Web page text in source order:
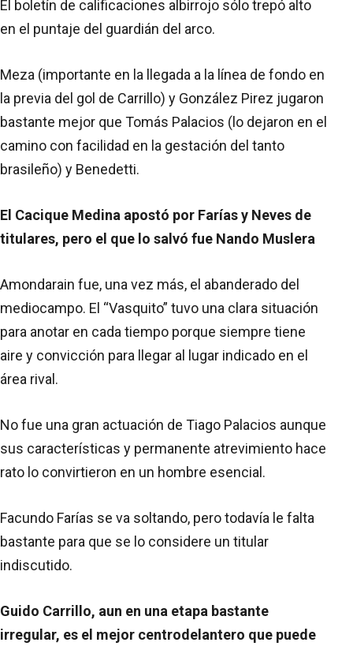
El boletín de calificaciones albirrojo sólo trepó alto
en el puntaje del guardián del arco.
Meza (importante en la llegada a la línea de fondo en
la previa del gol de Carrillo) y González Pirez jugaron
bastante mejor que Tomás Palacios (lo dejaron en el
camino con facilidad en la gestación del tanto
brasileño) y Benedetti.
El Cacique Medina apostó por Farías y Neves de
titulares, pero el que lo salvó fue Nando Muslera
Amondarain fue, una vez más, el abanderado del
mediocampo. El “Vasquito” tuvo una clara situación
para anotar en cada tiempo porque siempre tiene
aire y convicción para llegar al lugar indicado en el
área rival.
No fue una gran actuación de Tiago Palacios aunque
sus características y permanente atrevimiento hace
rato lo convirtieron en un hombre esencial.
Facundo Farías se va soltando, pero todavía le falta
bastante para que se lo considere un titular
indiscutido.
Guido Carrillo, aun en una etapa bastante
irregular, es el mejor centrodelantero que puede